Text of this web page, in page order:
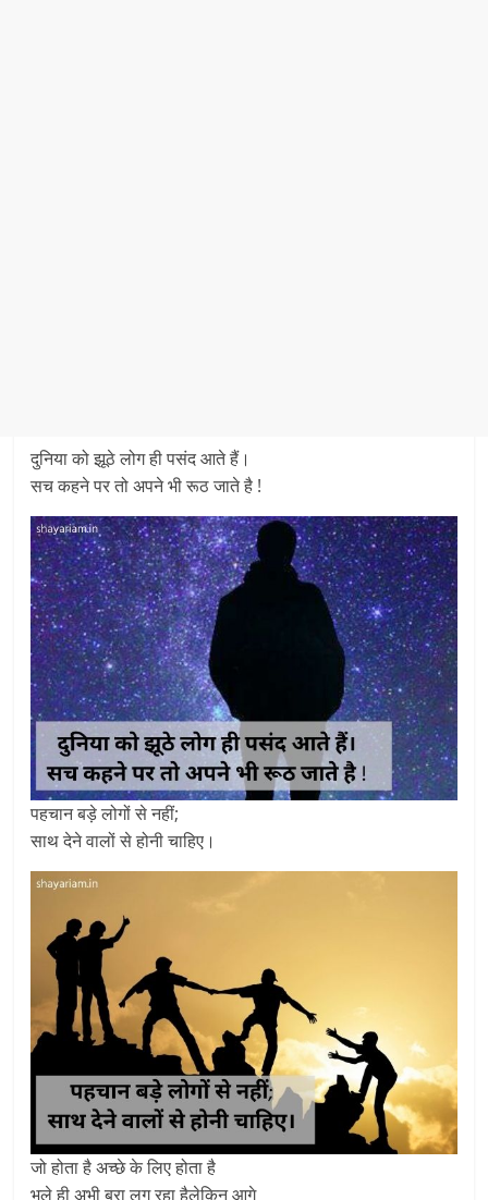
दुनिया को झूठे लोग ही पसंद आते हैं।
सच कहने पर तो अपने भी रूठ जाते है !
पहचान बड़े लोगों से नहीं;
साथ देने वालों से होनी चाहिए।
जो होता है अच्छे के लिए होता है
भले ही अभी बुरा लग रहा हैलेकिन आगे